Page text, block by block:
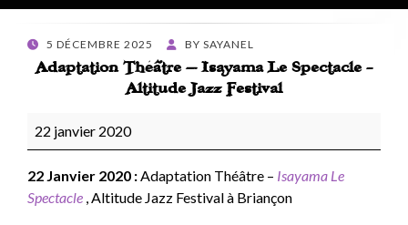
POSTED
ON
5 DÉCEMBRE 2025 BY SAYANEL
Adaptation Théâtre – Isayama Le Spectacle -
Altitude Jazz Festival
Adaptation
Théâtre
Le
22 janvier 2020
22 Janvier 2020 :Adaptation Théâtre – Isayama Le
Spectacle , Altitude Jazz Festival à Briançon